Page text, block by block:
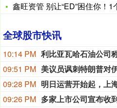
鑫旺资管 别让“ED”困住你！1
全球股市快讯
10:14 PM
09:51 PM
09:28 PM
09:26 PM 多家上市公司宣布收